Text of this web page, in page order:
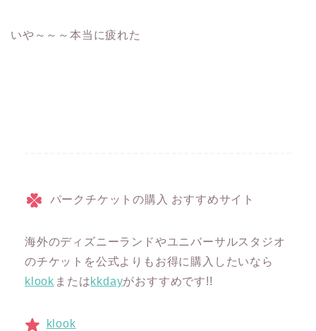
いや～～～本当に疲れた
パークチケットの購入 おすすめサイト
海外のディズニーランドやユニバーサルスタジオ
のチケットを公式よりもお得に購入したいなら
klook またはkkdayがおすすめです!!
klook